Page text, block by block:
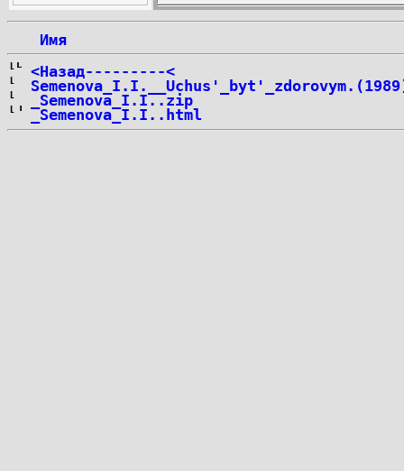
Имя
<Назад---------<
_Semenova_I.I..zip
_Semenova_I.I..html